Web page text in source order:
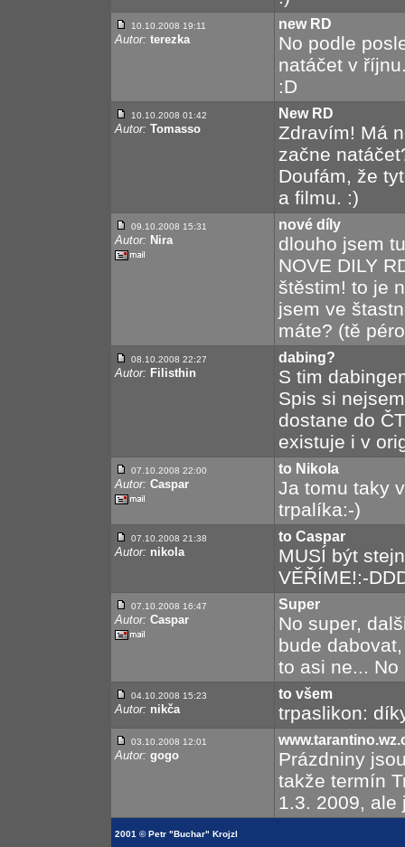
10.10.2008 19:11
Autor: terezka
new RD
No podle
natáčet v
:D
10.10.2008 01:42
Autor: Tomasso
New RD
Zdravím! Má
začne
Doufám, že
a filmu. :)
09.10.2008 15:31
Autor: Nira
nové díly
dlouho jsem
NOVE DILY
štěstim! to je
jsem ve
máte? (tě
08.10.2008 22:27
Autor: Filisthin
dabing?
S tim
Spis si
dostane do
existuje i v
07.10.2008 22:00
Autor: Caspar
to Nikola
Ja tomu taky
trpalíka:-)
07.10.2008 21:38
Autor: nikola
to Caspar
MUSÍ být
VĚŘÍME!:-
07.10.2008 16:47
Autor: Caspar
Super
No super,
bude
to asi ne...
04.10.2008 15:23
Autor: nikča
to všem
trpaslikon:
03.10.2008 12:01
Autor: gogo
Prázdniny
takže termín
1.3. 2009, ale
2001 © Petr "Buchar" Krojzl